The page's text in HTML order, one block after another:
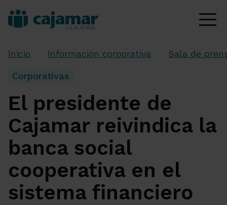
Inicio Información corporativa Sala de
Corporativas
El presidente de
Cajamar reivindica la
banca social
cooperativa en el
sistema financiero